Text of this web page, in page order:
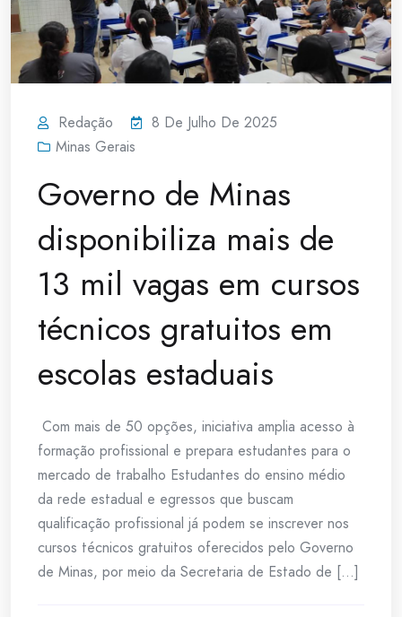
Redação
8 De Julho De 2025
Minas Gerais
Governo de Minas
disponibiliza mais de
13 mil vagas em cursos
técnicos gratuitos em
escolas estaduais
Com mais de 50 opções, iniciativa amplia acesso à
formação profissional e prepara estudantes para o
mercado de trabalho Estudantes do ensino médio
da rede estadual e egressos que buscam
qualificação profissional já podem se inscrever nos
cursos técnicos gratuitos oferecidos pelo Governo
de Minas, por meio da Secretaria de Estado de [...]